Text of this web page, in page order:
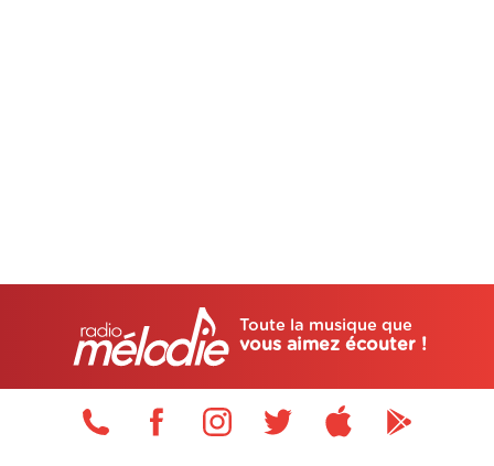
Toute la musique que
vous aimez écouter !